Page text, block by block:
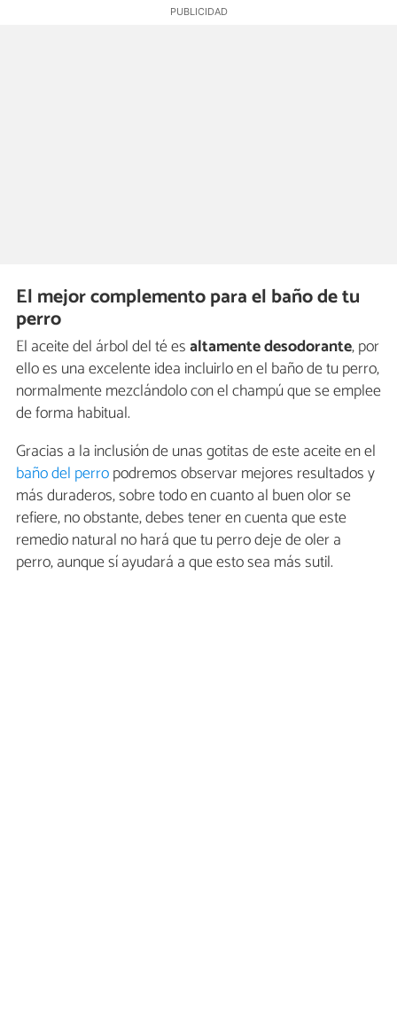
El mejor complemento para el baño de tu
perro
El aceite del árbol del té esaltamente desodorante, por
ello es una excelente idea incluirlo en el baño de tu perro,
normalmente mezclándolo con el champú que se emplee
de forma habitual.
Gracias a la inclusión de unas gotitas de este aceite en el
baño del perropodremos observar mejores resultados y
más duraderos, sobre todo en cuanto al buen olor se
refiere, no obstante, debes tener en cuenta que este
remedio natural no hará que tu perro deje de oler a
perro, aunque sí ayudará a que esto sea más sutil.